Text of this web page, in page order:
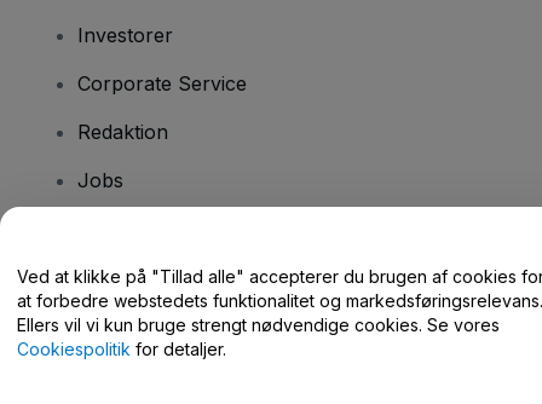
Investorer
Corporate Service
Redaktion
Jobs
Har du spørgsmål?
Hjælpecenter / Kontakt os
Ved at klikke på "Tillad alle" accepterer du brugen af cookies
at forbedre webstedets funktionalitet og markedsføringsrelevans.
Ellers vil vi kun bruge strengt nødvendige cookies. Se vores
Cookiespolitik for detaljer.